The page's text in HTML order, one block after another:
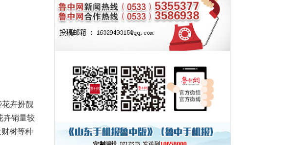
花卉扮靓
卉销量较
树等种